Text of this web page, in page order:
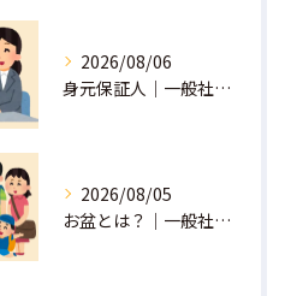
2026/08/06
身元保証人｜一般社団法人 星月
2026/08/05
お盆とは？｜一般社団法人 星月